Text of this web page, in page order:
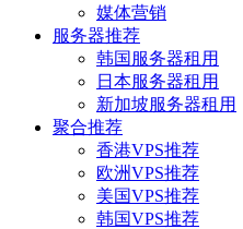
媒体营销
服务器推荐
韩国服务器租用
日本服务器租用
新加坡服务器租用
聚合推荐
香港VPS推荐
欧洲VPS推荐
美国VPS推荐
韩国VPS推荐